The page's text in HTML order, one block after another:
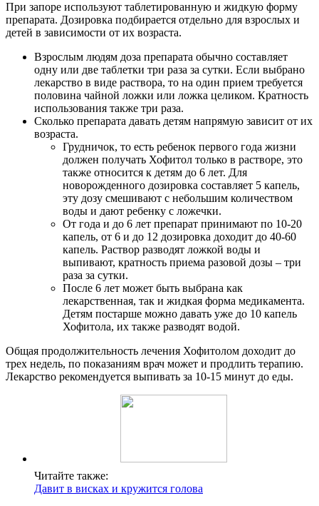
При запоре используют таблетированную и жидкую форму
препарата. Дозировка подбирается отдельно для взрослых и
детей в зависимости от их возраста.
Взрослым людям доза препарата обычно составляет
одну или две таблетки три раза за сутки. Если выбрано
лекарство в виде раствора, то на один прием требуется
половина чайной ложки или ложка целиком. Кратность
использования также три раза.
Сколько препарата давать детям напрямую зависит от их
возраста.
Грудничок, то есть ребенок первого года жизни
должен получать Хофитол только в растворе, это
также относится к детям до 6 лет. Для
новорожденного дозировка составляет 5 капель,
эту дозу смешивают с небольшим количеством
воды и дают ребенку с ложечки.
От года и до 6 лет препарат принимают по 10-20
капель, от 6 и до 12 дозировка доходит до 40-60
капель. Раствор разводят ложкой воды и
выпивают, кратность приема разовой дозы – три
раза за сутки.
После 6 лет может быть выбрана как
лекарственная, так и жидкая форма медикамента.
Детям постарше можно давать уже до 10 капель
Хофитола, их также разводят водой.
Общая продолжительность лечения Хофитолом доходит до
трех недель, по показаниям врач может и продлить терапию.
Лекарство рекомендуется выпивать за 10-15 минут до еды.
Читайте также:
Давит в висках и кружится голова